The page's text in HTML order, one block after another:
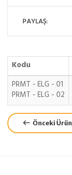
PAYLAŞ:
Kodu
PRMT - ELG - 01
PRMT - ELG - 02
Önceki Ürün